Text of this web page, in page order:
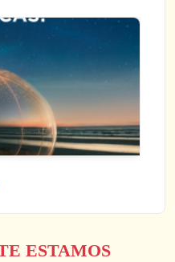
ESTAMOS